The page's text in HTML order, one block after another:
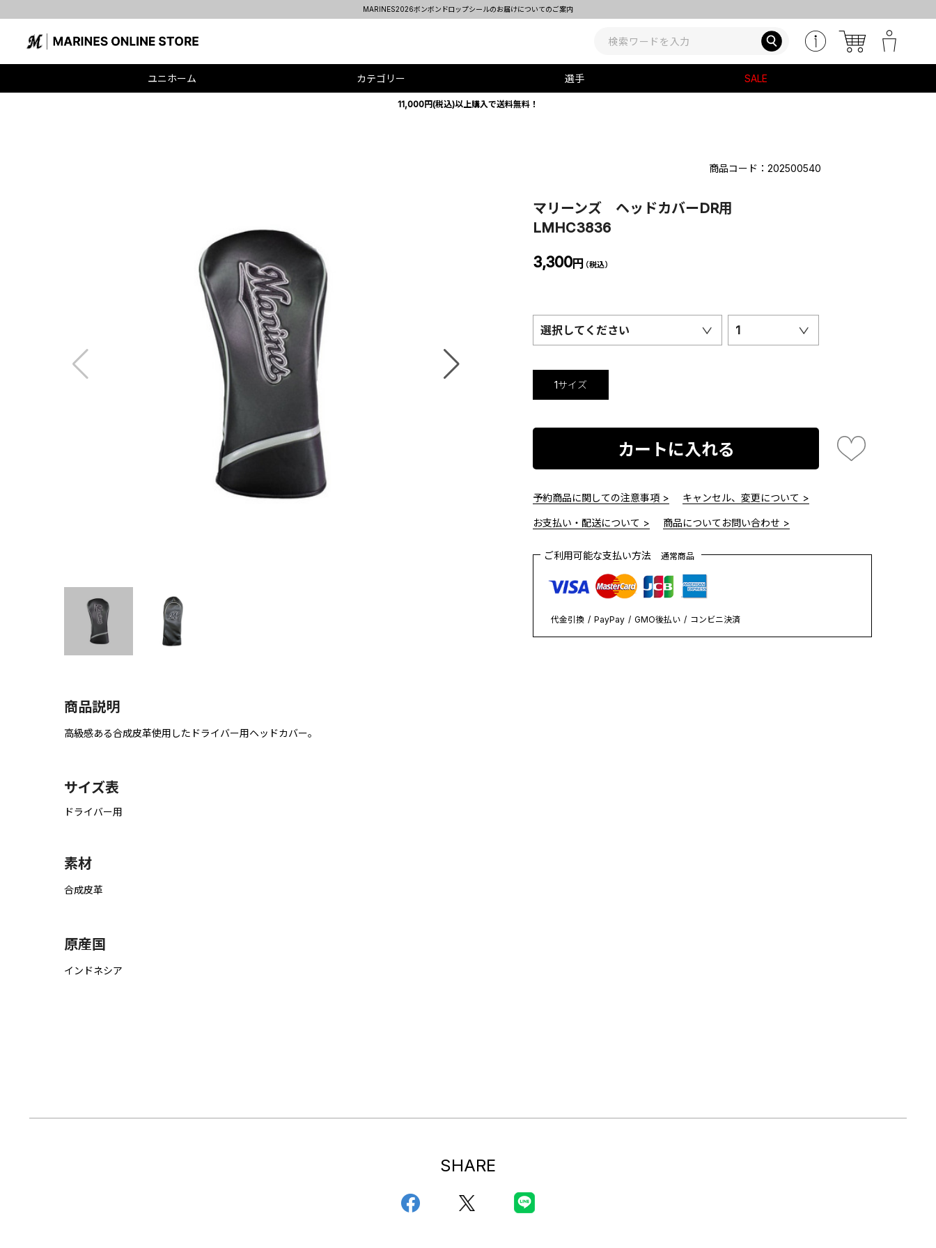
MARINES2026ボンボンドロップシールのお届けについてのご案内
ユニホーム カテゴリー 選手 SALE
11,000円(税込)以上購入で送料無料！
商品説明
高級感ある合成皮革使用したドライバー用ヘッドカバー。
サイズ表
ドライバー用
素材
合成皮革
原産国
インドネシア
商品コード：202500540
マリーンズ ヘッドカバーDR用
LMHC3836
3,300円（税込）
選択してください 1
1サイズ
カートに入れる
予約商品に関しての注意事項 > キャンセル、変更について >
お支払い・配送について > 商品についてお問い合わせ >
ご利用可能な支払い方法 通常商品
代金引換 PayPay GMO後払い コンビニ決済
SHARE